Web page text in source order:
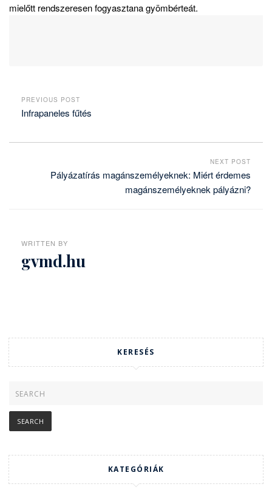
mielőtt rendszeresen fogyasztana gyömbérteát.
PREVIOUS POST
Infrapaneles fűtés
NEXT POST
Pályázatírás magánszemélyeknek: Miért érdemes
magánszemélyeknek pályázni?
WRITTEN BY
gvmd.hu
KERESÉS
KATEGÓRIÁK